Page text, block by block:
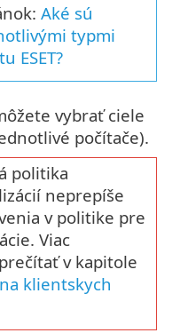
Aké sú
typmi
ESET?
vybrať ciele
počítače).
politika
neprepíše
v politike pre
Viac
v kapitole
klientskych